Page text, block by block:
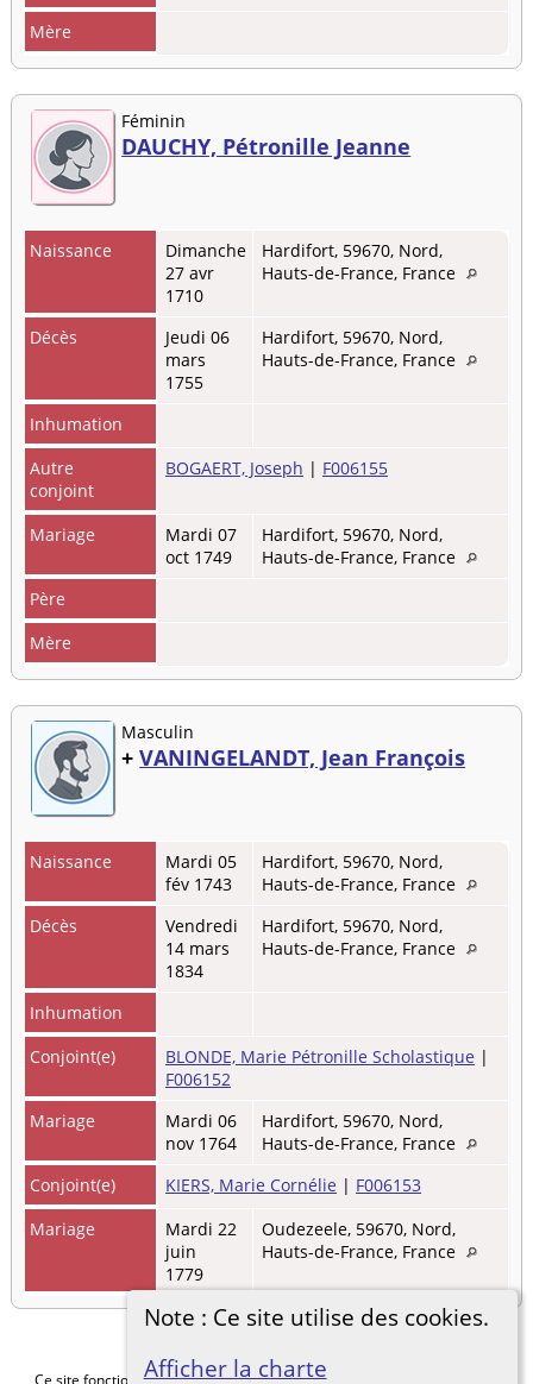
Note : Ce site utilise des cookies.
Afficher la charte
Mère
Féminin
DAUCHY, Pétronille Jeanne
Naissance
Dimanche
27 avr
1710
Hardifort, 59670, Nord,
Hauts-de-France, France
Décès
Jeudi 06
mars
1755
Hardifort, 59670, Nord,
Hauts-de-France, France
Inhumation
Autre
conjoint
BOGAERT, Joseph | F006155
Mariage
Mardi 07
oct 1749
Hardifort, 59670, Nord,
Hauts-de-France, France
Père
Mère
Masculin
+VANINGELANDT, Jean François
Naissance
Mardi 05
fév 1743
Hardifort, 59670, Nord,
Hauts-de-France, France
Décès
Vendredi
14 mars
1834
Hardifort, 59670, Nord,
Hauts-de-France, France
Inhumation
Conjoint(e)
BLONDE, Marie Pétronille Scholastique |
F006152
Mariage
Mardi 06
nov 1764
Hardifort, 59670, Nord,
Hauts-de-France, France
Conjoint(e)
KIERS, Marie Cornélie | F006153
Mariage
Mardi 22
juin
1779
Oudezeele, 59670, Nord,
Hauts-de-France, France
Ce site fonctionne grace au logicielThe Next Generation of Genealogy